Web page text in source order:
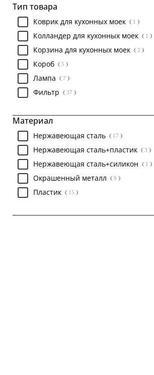
Тип товара
Коврик для кухонных моек 1
Колландер для кухонных моек 1
Корзина для кухонных моек 2
Короб 5
Лампа 7
Фильтр 37
Материал
Нержавеющая сталь 17
Нержавеющая сталь+пластик 3
Нержавеющая сталь+силикон 1
Окрашенный металл 9
Пластик 15